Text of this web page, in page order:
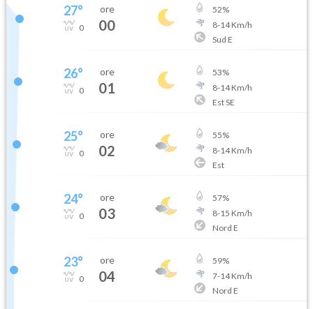
27°
0
ore
00
52%
8-14Km/h
Sud E
26°
0
ore
01
53%
8-14Km/h
Est SE
25°
0
ore
02
55%
8-14Km/h
Est
24°
0
ore
03
57%
8-15 Km/h
Nord E
23°
0
ore
04
59%
7-14Km/h
Nord E